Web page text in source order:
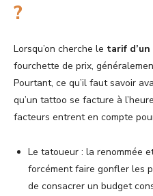
?
Lorsqu’on cherche le tarif
fourchette de prix,
Pourtant, ce qu’il faut savoir
qu’un tattoo se facture à
facteurs entrent en compte
Le tatoueur : la renommée
forcément faire gonfler les
de consacrer un budget